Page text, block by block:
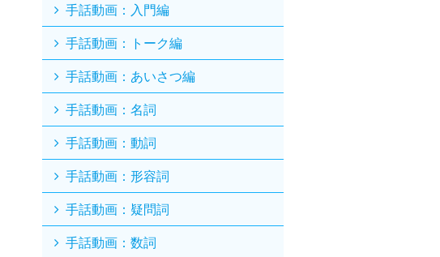
手話動画：入門編
手話動画：トーク編
手話動画：あいさつ編
手話動画：名詞
手話動画：動詞
手話動画：形容詞
手話動画：疑問詞
手話動画：数詞